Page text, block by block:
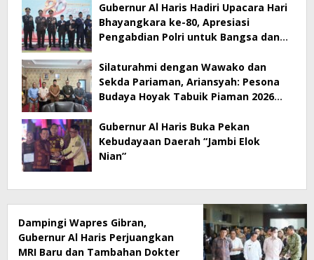
Gubernur Al Haris Hadiri Upacara Hari
Bhayangkara ke-80, Apresiasi
Pengabdian Polri untuk Bangsa dan
Silaturahmi dengan Wawako dan
Sekda Pariaman, Ariansyah: Pesona
Budaya Hoyak Tabuik Piaman 2026
Gubernur Al Haris Buka Pekan
Kebudayaan Daerah “Jambi Elok
Nian”
Dampingi Wapres Gibran,
Gubernur Al Haris Perjuangkan
MRI Baru dan Tambahan Dokter